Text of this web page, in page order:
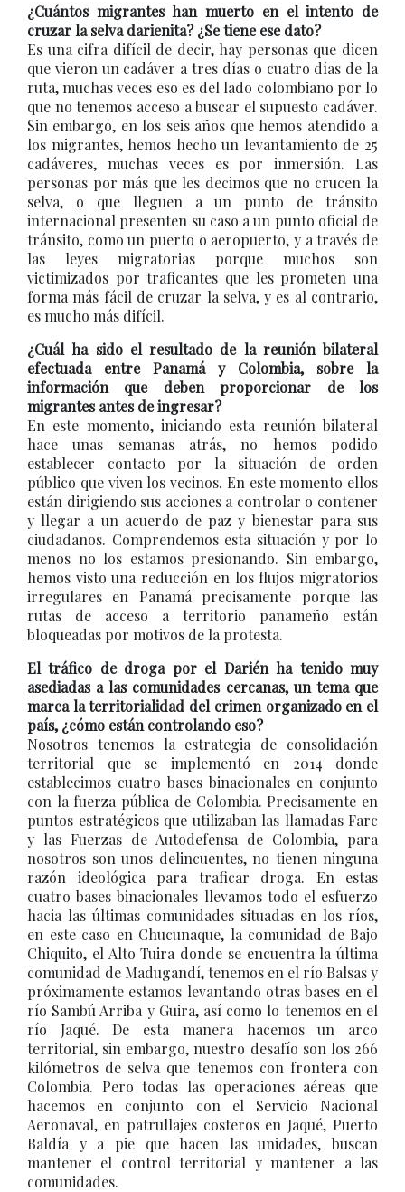
¿Cuántos migrantes han muerto en el intento de
cruzar la selva darienita? ¿Se tiene ese dato?
Es una cifra difícil de decir, hay personas que dicen
que vieron un cadáver a tres días o cuatro días de la
ruta, muchas veces eso es del lado colombiano por lo
que no tenemos acceso a buscar el supuesto cadáver.
Sin embargo, en los seis años que hemos atendido a
los migrantes, hemos hecho un levantamiento de 25
cadáveres, muchas veces es por inmersión. Las
personas por más que les decimos que no crucen la
selva, o que lleguen a un punto de tránsito
internacional presenten su caso a un punto oficial de
tránsito, como un puerto o aeropuerto, y a través de
las leyes migratorias porque muchos son
victimizados por traficantes que les prometen una
forma más fácil de cruzar la selva, y es al contrario,
es mucho más difícil.
¿Cuál ha sido el resultado de la reunión bilateral
efectuada entre Panamá y Colombia, sobre la
información que deben proporcionar de los
migrantes antes de ingresar?
En este momento, iniciando esta reunión bilateral
hace unas semanas atrás, no hemos podido
establecer contacto por la situación de orden
público que viven los vecinos. En este momento ellos
están dirigiendo sus acciones a controlar o contener
y llegar a un acuerdo de paz y bienestar para sus
ciudadanos. Comprendemos esta situación y por lo
menos no los estamos presionando. Sin embargo,
hemos visto una reducción en los flujos migratorios
irregulares en Panamá precisamente porque las
rutas de acceso a territorio panameño están
bloqueadas por motivos de la protesta.
El tráfico de droga por el Darién ha tenido muy
asediadas a las comunidades cercanas, un tema que
marca la territorialidad del crimen organizado en el
país, ¿cómo están controlando eso?
Nosotros tenemos la estrategia de consolidación
territorial que se implementó en 2014 donde
establecimos cuatro bases binacionales en conjunto
con la fuerza pública de Colombia. Precisamente en
puntos estratégicos que utilizaban las llamadas Farc
y las Fuerzas de Autodefensa de Colombia, para
nosotros son unos delincuentes, no tienen ninguna
razón ideológica para traficar droga. En estas
cuatro bases binacionales llevamos todo el esfuerzo
hacia las últimas comunidades situadas en los ríos,
en este caso en Chucunaque, la comunidad de Bajo
Chiquito, el Alto Tuira donde se encuentra la última
comunidad de Madugandí, tenemos en el río Balsas y
próximamente estamos levantando otras bases en el
río Sambú Arriba y Guira, así como lo tenemos en el
río Jaqué. De esta manera hacemos un arco
territorial, sin embargo, nuestro desafío son los 266
kilómetros de selva que tenemos con frontera con
Colombia. Pero todas las operaciones aéreas que
hacemos en conjunto con el Servicio Nacional
Aeronaval, en patrullajes costeros en Jaqué, Puerto
Baldía y a pie que hacen las unidades, buscan
mantener el control territorial y mantener a las
comunidades.